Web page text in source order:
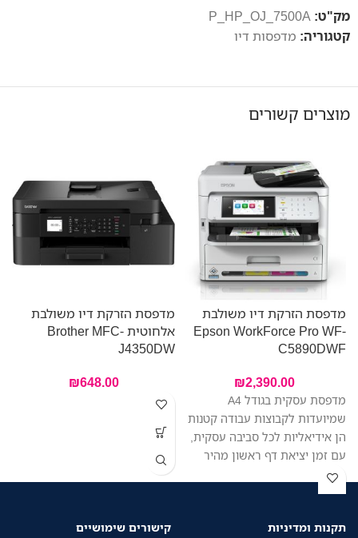
מק"ט: P_HP_OJ_7500A
קטגוריה: מדפסות דיו
מוצרים קשורים
מדפסת הזרקת דיו משולבת
Epson WorkForce Pro WF-
C5890DWF
₪2,390.00
מדפסת עסקית בגודל A4
שמיועדות לקבוצות עבודה קטנות
הן אידיאליות לכל סביבה עסקית,
עם זמן יציאת דף ראשון מהיר
יותר בהשוואה למדפסות לייזר
דומות, הדפסה איכותית, צריכת
מאובטח של זרימת העבודה.
מדפסת הזרקת דיו משולבת
אלחוטית Brother MFC-
J4350DW
₪648.00
תקנות ומדיניות
קישורים שימושיים